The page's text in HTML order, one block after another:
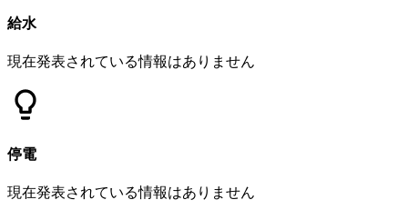
給水
現在発表されている情報はありません
停電
現在発表されている情報はありません